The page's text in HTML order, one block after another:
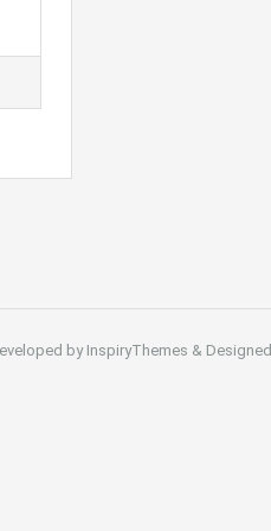
by InspiryThemes &